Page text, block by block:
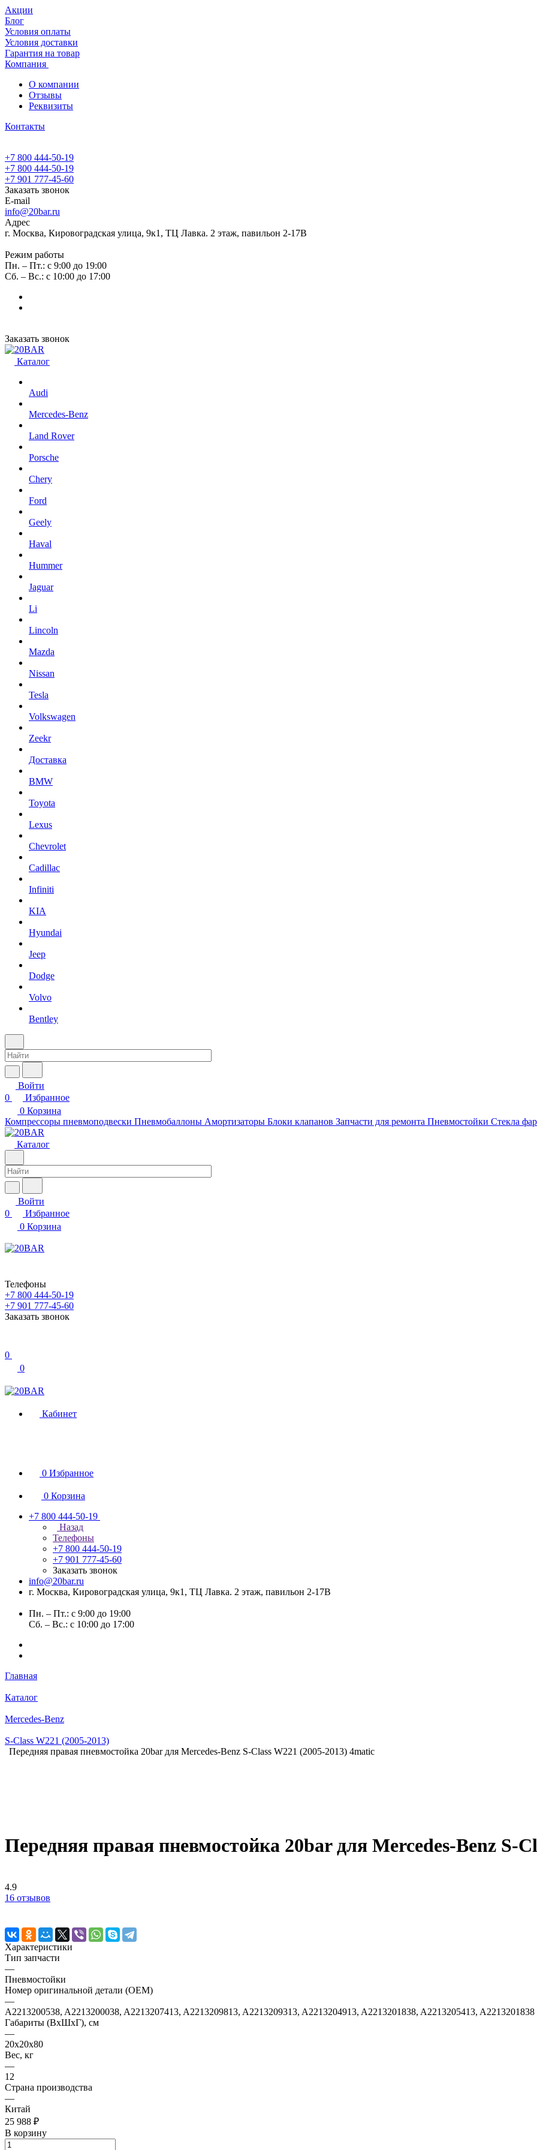
Акции
Блог
Условия оплаты
Условия доставки
Гарантия на товар
Компания
О компании
Отзывы
Реквизиты
Контакты
+7 800 444-50-19
+7 800 444-50-19
+7 901 777-45-60
Заказать звонок
E-mail
info@20bar.ru
Адрес
г. Москва, Кировоградская улица, 9к1, ТЦ Лавка. 2 этаж, павильон 2-17В
Режим работы
Пн. – Пт.: с 9:00 до 19:00
Сб. – Вс.: с 10:00 до 17:00
Заказать звонок
Каталог
Audi
Mercedes-Benz
Land Rover
Porsche
Chery
Ford
Geely
Haval
Hummer
Jaguar
Li
Lincoln
Mazda
Nissan
Tesla
Volkswagen
Zeekr
Доставка
BMW
Toyota
Lexus
Chevrolet
Cadillac
Infiniti
KIA
Hyundai
Jeep
Dodge
Volvo
Bentley
Войти
0
Избранное
0 Корзина
Компрессоры пневмоподвески Пневмобаллоны Амортизаторы Блоки клапанов Запчасти для ремонта Пневмостойки Стекла фар
Каталог
Войти
0
Избранное
0 Корзина
Телефоны
+7 800 444-50-19
+7 901 777-45-60
Заказать звонок
0
0
Кабинет
0 Избранное
0 Корзина
+7 800 444-50-19
Назад
Телефоны
+7 800 444-50-19
+7 901 777-45-60
Заказать звонок
info@20bar.ru
г. Москва, Кировоградская улица, 9к1, ТЦ Лавка. 2 этаж, павильон 2-17В
Пн. – Пт.: с 9:00 до 19:00
Сб. – Вс.: с 10:00 до 17:00
Главная
Каталог
Mercedes-Benz
S-Class W221 (2005-2013)
Передняя правая пневмостойка 20bar для Mercedes-Benz S-Class W221 (2005-2013) 4matic
Передняя правая пневмостойка 20bar для Mercedes-Benz S-
4.9
16 отзывов
Характеристики
Тип запчасти
—
Пневмостойки
Номер оригинальной детали (OEM)
—
A2213200538, A2213200038, A2213207413, A2213209813, A2213209313, A2213204913, A2213201838, A2213205413, A2213201838
Габариты (ВхШхГ), см
—
20х20х80
Вес, кг
—
12
Страна производства
—
Китай
25 988 ₽
В корзину